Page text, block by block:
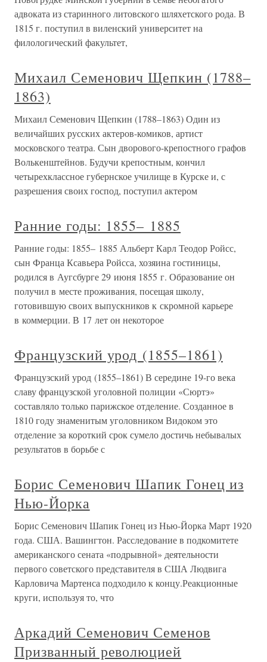
адвоката из старинного литовского шляхетского рода. В
1815 г. поступил в виленский университет на
филологический факультет,
Михаил Семенович Щепкин (1788–
1863)
Михаил Семенович Щепкин (1788–1863) Один из
величайших русских актеров-комиков, артист
московского театра. Сын дворового-крепостного графов
Волькенштейнов. Будучи крепостным, кончил
четырехклассное губернское училище в Курске и, с
разрешения своих господ, поступил актером
Ранние годы: 1855– 1885
Ранние годы: 1855– 1885 Альберт Карл Теодор Ройсс,
сын Франца Ксавьера Ройсса, хозяина гостиницы,
родился в Аугсбурге 29 июня 1855 г. Образование он
получил в месте проживания, посещая школу,
готовившую своих выпускников к скромной карьере
в коммерции. В 17 лет он некоторое
Французский урод (1855–1861)
Французский урод (1855–1861) В середине 19-го века
славу французской уголовной полиции «Сюртэ»
составляло только парижское отделение. Созданное в
1810 году знаменитым уголовником Видоком это
отделение за короткий срок сумело достичь небывалых
результатов в борьбе с
Борис Семенович Шапик Гонец из
Нью-Йорка
Борис Семенович Шапик Гонец из Нью-Йорка Март 1920
года. США. Вашингтон. Расследование в подкомитете
американского сената «подрывной» деятельности
первого советского представителя в США Людвига
Карловича Мартенса подходило к концу.Реакционные
круги, используя то, что
Аркадий Семенович Семенов
Призванный революцией